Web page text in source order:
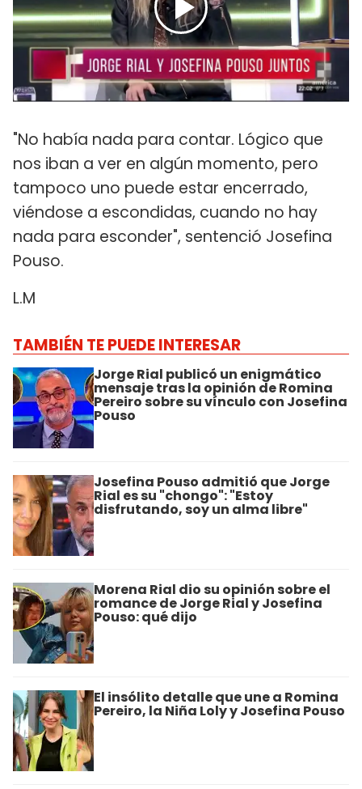
"No había nada para contar. Lógico que
nos iban a ver en algún momento, pero
tampoco uno puede estar encerrado,
viéndose a escondidas, cuando no hay
nada para esconder", sentenció Josefina
Pouso.
L.M
TAMBIÉN TE PUEDE INTERESAR
Jorge Rial publicó un enigmático
mensaje tras la opinión de Romina
Pereiro sobre su vínculo con Josefina
Pouso
Josefina Pouso admitió que Jorge
Rial es su "chongo": "Estoy
disfrutando, soy un alma libre"
Morena Rial dio su opinión sobre el
romance de Jorge Rial y Josefina
Pouso: qué dijo
El insólito detalle que une a Romina
Pereiro, la Niña Loly y Josefina Pouso